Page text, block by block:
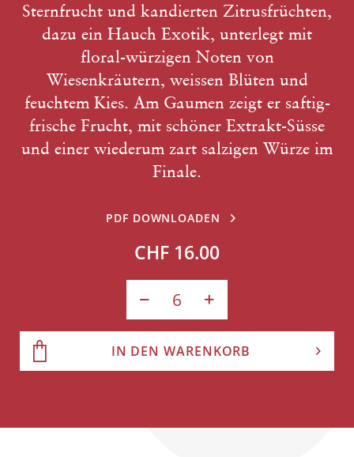
Sternfrucht und kandierten Zitrusfrüchten,
dazu ein Hauch Exotik, unterlegt mit
floral-würzigen Noten von
Wiesenkräutern, weissen Blüten und
feuchtem Kies. Am Gaumen zeigt er saftig-
frische Frucht, mit schöner Extrakt-Süsse
und einer wiederum zart salzigen Würze im
Finale.
PDF DOWNLOADEN
CHF 16.00
IN DEN WARENKORB